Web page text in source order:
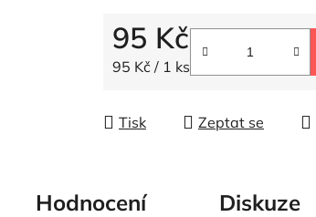
95 Kč
Měrná cena:
95 Kč / 1 ks
Tisk Zeptat se
Hodnocení Diskuze